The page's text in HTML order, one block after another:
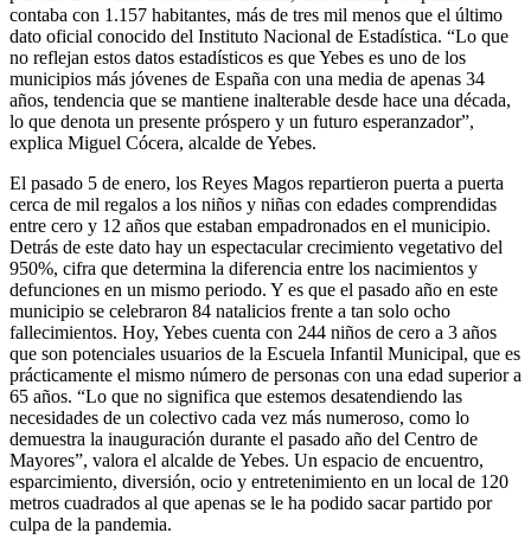
contaba con 1.157 habitantes, más de tres mil menos que el último
dato oficial conocido del Instituto Nacional de Estadística. “Lo que
no reflejan estos datos estadísticos es que Yebes es uno de los
municipios más jóvenes de España con una media de apenas 34
años, tendencia que se mantiene inalterable desde hace una década,
lo que denota un presente próspero y un futuro esperanzador”,
explica Miguel Cócera, alcalde de Yebes.
El pasado 5 de enero, los Reyes Magos repartieron puerta a puerta
cerca de mil regalos a los niños y niñas con edades comprendidas
entre cero y 12 años que estaban empadronados en el municipio.
Detrás de este dato hay un espectacular crecimiento vegetativo del
950%, cifra que determina la diferencia entre los nacimientos y
defunciones en un mismo periodo. Y es que el pasado año en este
municipio se celebraron 84 natalicios frente a tan solo ocho
fallecimientos. Hoy, Yebes cuenta con 244 niños de cero a 3 años
que son potenciales usuarios de la Escuela Infantil Municipal, que es
prácticamente el mismo número de personas con una edad superior a
65 años. “Lo que no significa que estemos desatendiendo las
necesidades de un colectivo cada vez más numeroso, como lo
demuestra la inauguración durante el pasado año del Centro de
Mayores”, valora el alcalde de Yebes. Un espacio de encuentro,
esparcimiento, diversión, ocio y entretenimiento en un local de 120
metros cuadrados al que apenas se le ha podido sacar partido por
culpa de la pandemia.